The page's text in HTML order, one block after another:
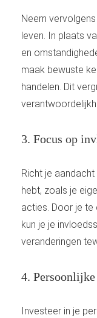
Neem
leven. In plaats
en
maak bewuste
handelen. Dit
3. Focus op
Richt je
hebt, zoals je
acties. Door je
kun je je
veranderingen
4.
Investeer in je